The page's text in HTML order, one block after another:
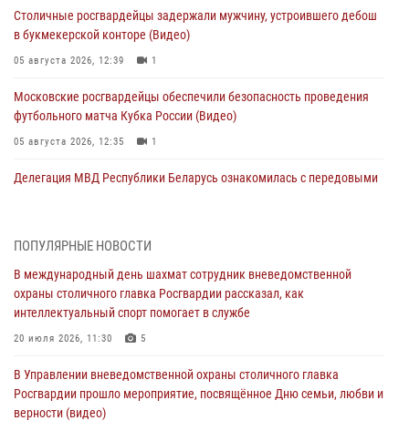
Столичные росгвардейцы задержали мужчину, устроившего дебош
в букмекерской конторе (Видео)
05 августа 2026, 12:39 1
Московские росгвардейцы обеспечили безопасность проведения
футбольного матча Кубка России (Видео)
05 августа 2026, 12:35 1
Делегация МВД Республики Беларусь ознакомилась с передовыми
боевому самбо. (видео)
04 августа 2026, 14:00
Офицер Росгвардии стал гостем прямого эфира на «Радио Москвы»
04 августа 2026, 12:28
В Москве росгвардейцы задержали подозреваемого в нападении
ПОПУЛЯРНЫЕ НОВОСТИ
В международный день шахмат сотрудник вневедомственной
охраны столичного главка Росгвардии рассказал, как
интеллектуальный спорт помогает в службе
20 июля 2026, 11:30 5
В Управлении вневедомственной охраны столичного главка
Росгвардии прошло мероприятие, посвящённое Дню семьи, любви и
верности (видео)